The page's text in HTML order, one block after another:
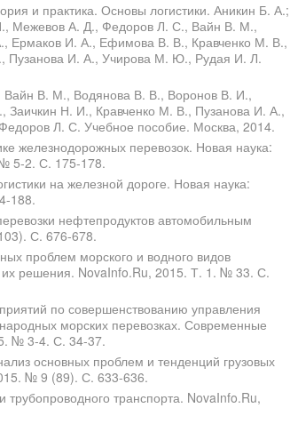
и практика. Основы логистики. Аникин Б. А.;
Межевов А. Д., Федоров Л. С., Вайн В. М.,
Ермаков И. А., Ефимова В. В., Кравченко М. В.,
И. А., Учирова М. Ю., Рудая И. Л.
Вайн В. М., Водянова В. В., Воронов В. И.,
Н. И., Кравченко М. В., Пузанова И. А.,
Л. С. Учебное пособие. Москва, 2014.
железнодорожных перевозок. Новая наука:
№ 5-2. С. 175-178.
на железной дороге. Новая наука:
188.
нефтепродуктов автомобильным
С. 676-678.
проблем морского и водного видов
решения. NovaInfo.Ru, 2015. Т. 1. № 33. С.
по совершенствованию управления
морских перевозках. Современные
№ 3-4. С. 34-37.
основных проблем и тенденций грузовых
№ 9 (89). С. 633-636.
транспорта. NovaInfo.Ru,